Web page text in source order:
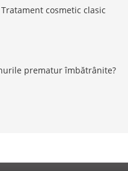
cosmetic clasic
prematur îmbătrânite?